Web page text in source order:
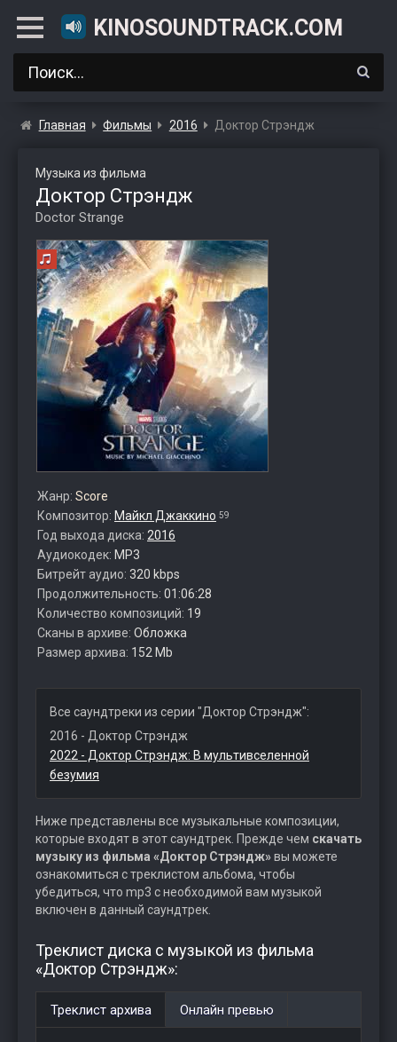
KINOSOUNDTRACK.COM
Главная Фильмы 2016 Доктор Стрэндж
Музыка из фильма
Доктор Стрэндж
Doctor Strange
Жанр: Score
Композитор: Майкл Джаккино 59
Год выхода диска: 2016
Аудиокодек: MP3
Битрейт аудио: 320 kbps
Продолжительность: 01:06:28
Количество композиций: 19
Сканы в архиве: Обложка
Размер архива: 152 Mb
Все саундтреки из серии "Доктор Стрэндж":
2016 - Доктор Стрэндж
2022 - Доктор Стрэндж: В мультивселенной
безумия
Ниже представлены все музыкальные композиции,
которые входят в этот саундтрек. Прежде чем скачать
музыку из фильма «Доктор Стрэндж»вы можете
ознакомиться с треклистом альбома, чтобы
убедиться, что mp3 с необходимой вам музыкой
включен в данный саундтрек.
Треклист диска с музыкой из фильма
«Доктор Стрэндж»:
Треклист архива Онлайн превью